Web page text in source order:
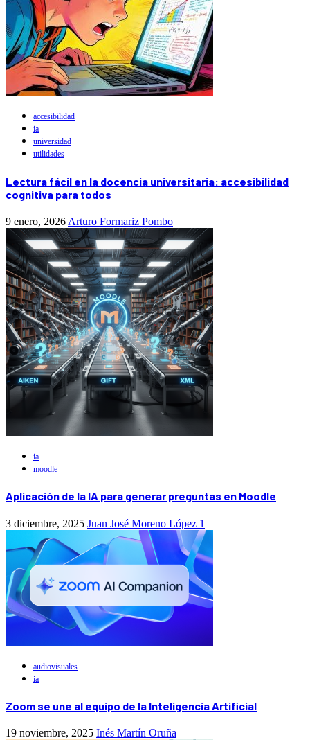
accesibilidad
ia
universidad
utilidades
Lectura fácil en la docencia universitaria: accesibilidad
cognitiva para todos
9 enero, 2026 Arturo Formariz Pombo
ia
moodle
Aplicación de la IA para generar preguntas en Moodle
3 diciembre, 2025 Juan José Moreno López 1
audiovisuales
ia
Zoom se une al equipo de la Inteligencia Artificial
19 noviembre, 2025 Inés Martín Oruña